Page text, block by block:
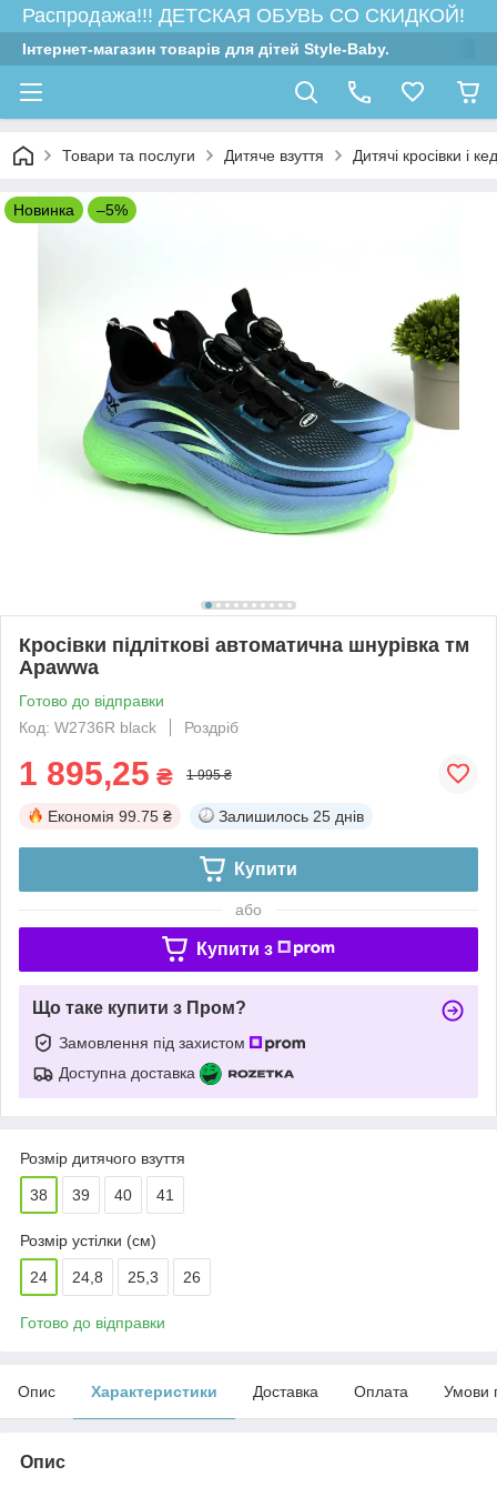
Распродажа!!! ДЕТСКАЯ ОБУВЬ СО СКИДКОЙ!
Інтернет-магазин товарів для дітей Style-Baby.
Товари та послуги Дитяче взуття Дитячі кросівки і
Новинка –5%
Кросівки підліткові автоматична шнурівка тм
Apawwa
Готово до відправки
Код: W2736R black
Роздріб
1 895,25 ₴ 1 995 ₴
Економія 99.75 ₴ Залишилось 25 днів
Купити
або
Купити з
Що таке купити з Пром?
Замовлення під захистом
Доступна доставка
Розмір дитячого взуття
38 39 40 41
Розмір устілки (см)
24 24,8 25,3 26
Готово до відправки
Опис Характеристики Доставка Оплата Умови
Опис